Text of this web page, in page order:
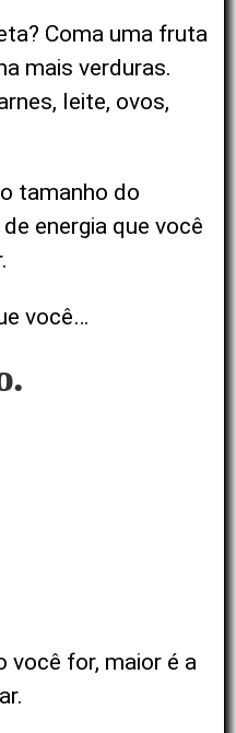
Coma uma fruta
mais verduras.
leite, ovos,
tamanho do
energia que você
você…
você for, maior é a